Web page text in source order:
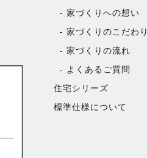
家づくりへの想い
家づくりのこだわり
家づくりの流れ
よくあるご質問
住宅シリーズ
標準仕様について